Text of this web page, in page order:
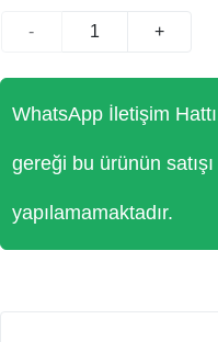
- +
WhatsApp İletişim
gereği bu ürünün
yapılamamaktadır.